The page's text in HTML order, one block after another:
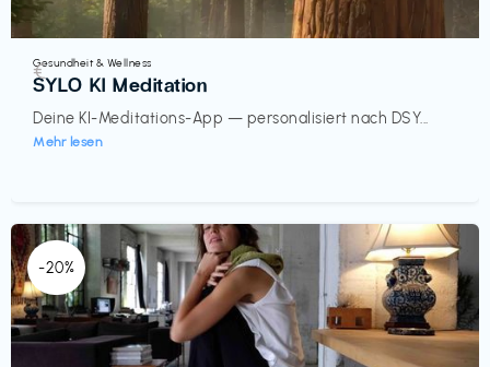
Gesundheit & Wellness
SYLO KI Meditation
Deine KI-Meditations-App — personalisiert nach DSY...
Mehr lesen
€‎
-20%